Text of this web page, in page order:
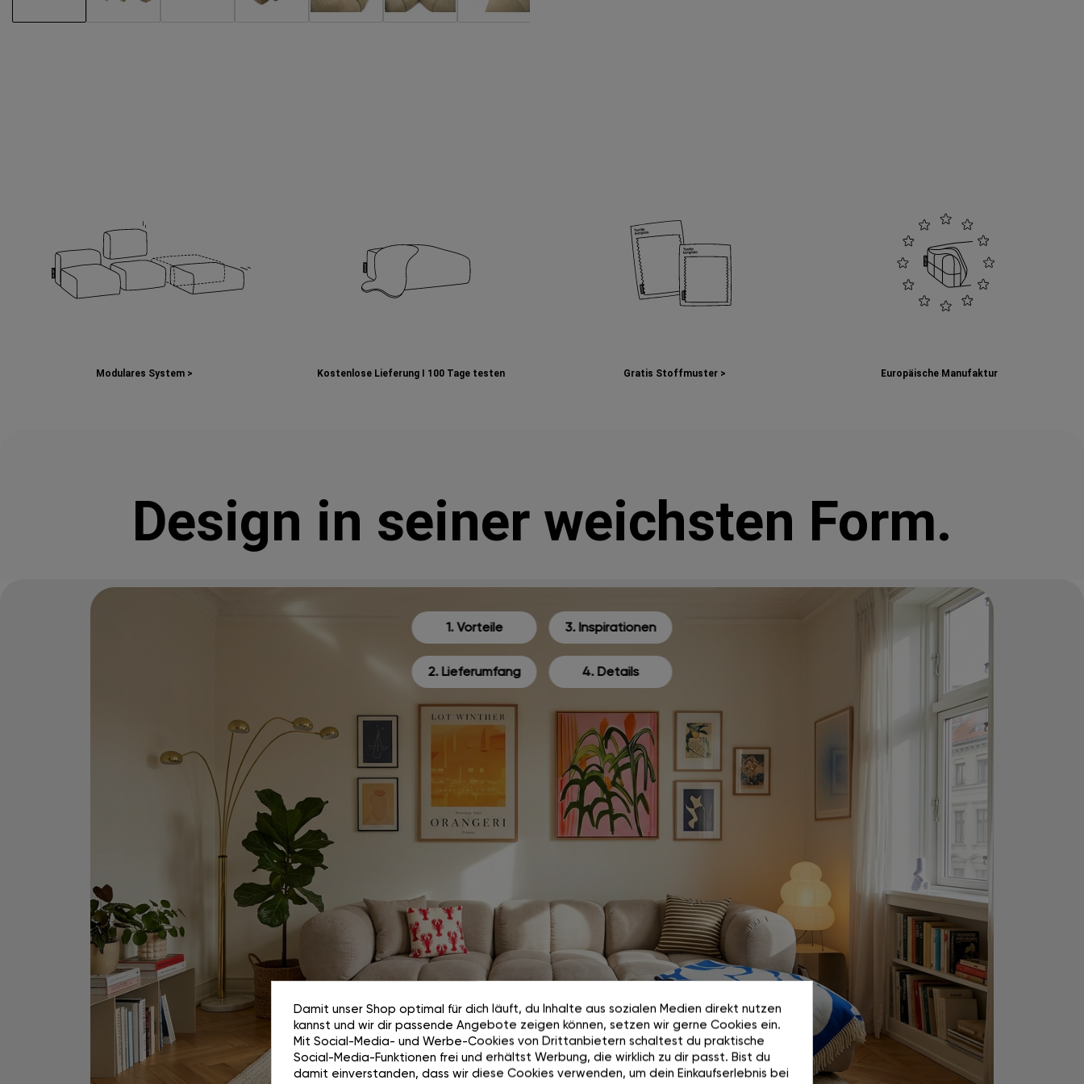
Modulares System > Kostenlose Lieferung I 100 Tage testen Gratis Stoffmuster > Europäische Manufaktur
Design in seiner weichsten Form.
1. Vorteile 3. Inspirationen
2. Lieferumfang 4. Details
Wie auf Wolken.
Damit unser Shop optimal für dich läuft, du Inhalte aus sozialen Medien direkt nutzen
kannst und wir dir passende Angebote zeigen können, setzen wir gerne Cookies ein.
Mit Social-Media- und Werbe-Cookies von Drittanbietern schaltest du praktische
Social-Media-Funktionen frei und erhältst Werbung, die wirklich zu dir passt. Bist du
damit einverstanden, dass wir diese Cookies verwenden, um dein Einkaufserlebnis bei